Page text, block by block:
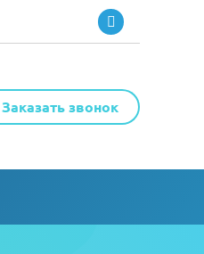
Заказать звонок